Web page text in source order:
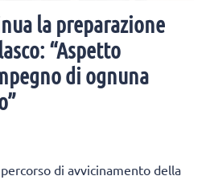
la preparazione
“Aspetto
di ognuna
di avvicinamento della